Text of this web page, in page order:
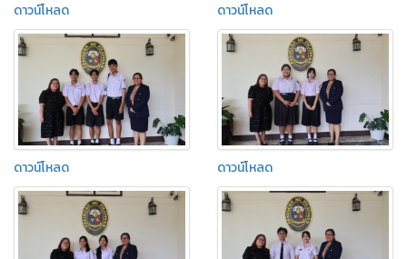
ดาวน์โหลด ดาวน์โหลด
ดาวน์โหลด ดาวน์โหลด